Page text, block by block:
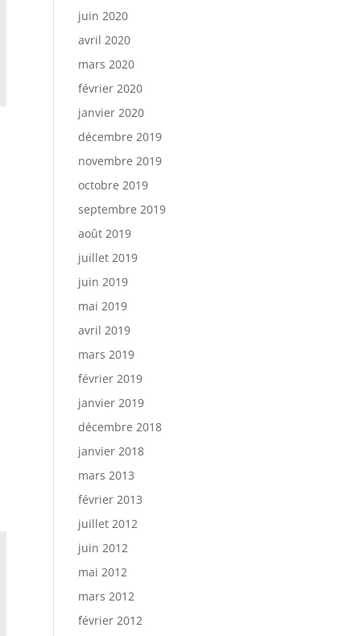
juin 2020
avril 2020
mars 2020
février 2020
janvier 2020
décembre 2019
novembre 2019
octobre 2019
septembre 2019
août 2019
juillet 2019
juin 2019
mai 2019
avril 2019
mars 2019
février 2019
janvier 2019
décembre 2018
janvier 2018
mars 2013
février 2013
juillet 2012
juin 2012
mai 2012
mars 2012
février 2012